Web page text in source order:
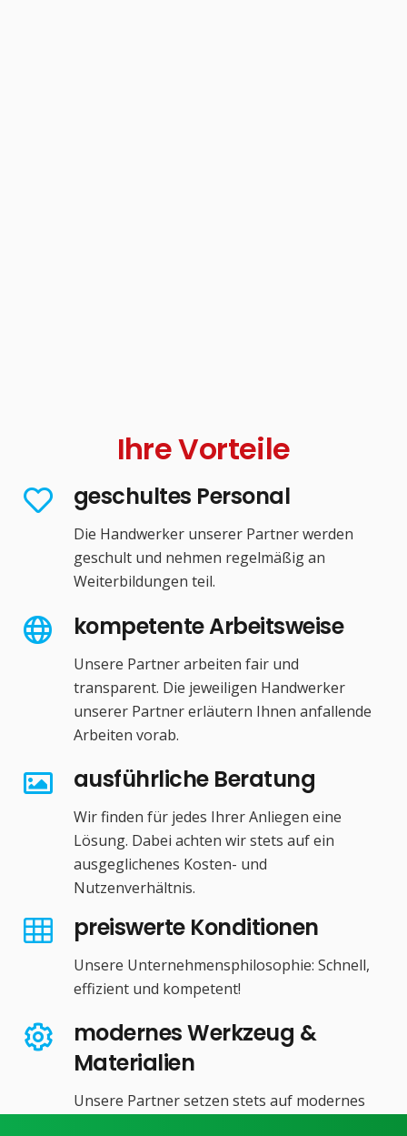
Ihre Vorteile
geschultes Personal
Die Handwerker unserer Partner werden
geschult und nehmen regelmäßig an
Weiterbildungen teil.
kompetente Arbeitsweise
Unsere Partner arbeiten fair und
transparent. Die jeweiligen Handwerker
unserer Partner erläutern Ihnen anfallende
Arbeiten vorab.
ausführliche Beratung
Wir finden für jedes Ihrer Anliegen eine
Lösung. Dabei achten wir stets auf ein
ausgeglichenes Kosten- und
Nutzenverhältnis.
preiswerte Konditionen
Unsere Unternehmensphilosophie: Schnell,
effizient und kompetent!
modernes Werkzeug &
Materialien
Unsere Partner setzen stets auf modernes